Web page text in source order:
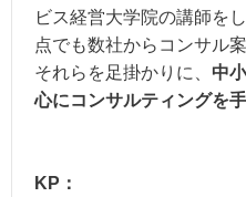
ビス経営大学院の講師を
点でも数社からコンサル
それらを足掛かりに、 中
心にコンサルティングを
KP：